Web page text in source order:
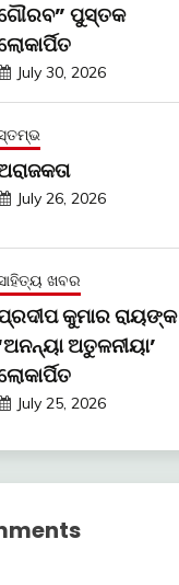
ପୁସ୍ତକ
July 30, 2026
July 26, 2026
ଖବର
କୁମାର ରାୟଙ୍କ
ଅତୁଳନୀୟା’
July 25, 2026